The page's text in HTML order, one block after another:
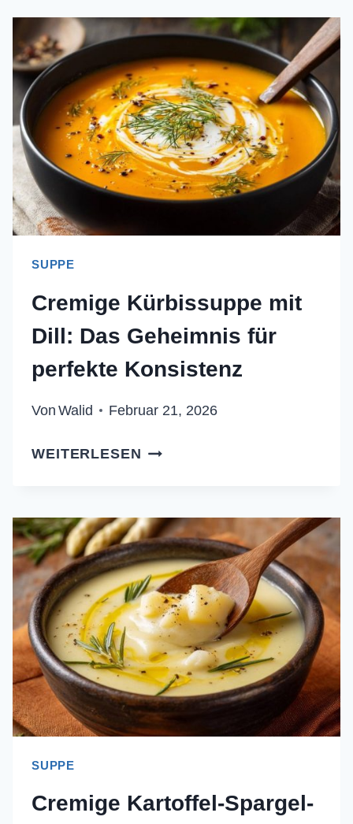
SUPPE
Cremige Kürbissuppe mit
Dill: Das Geheimnis für
perfekte Konsistenz
Von Walid Februar 21, 2026
WEITERLESEN CREMIGE
DILL:
DAS
GEHEIMNIS
FÜR
PERFEKTE
KONSISTENZ
SUPPE
Cremige Kartoffel-Spargel-